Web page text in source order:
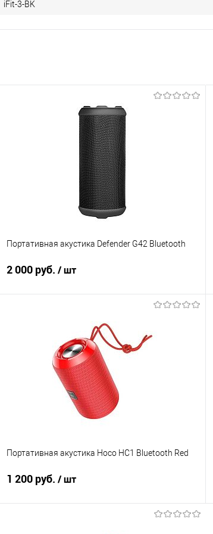
iFit-3-BK
Портативная акустика Defender G42 Bluetooth
2 000 руб. / шт
Купить в 1 клик
Сравнение
В избранное
Портативная акустика Hoco HC1 Bluetooth Red
1 200 руб. / шт